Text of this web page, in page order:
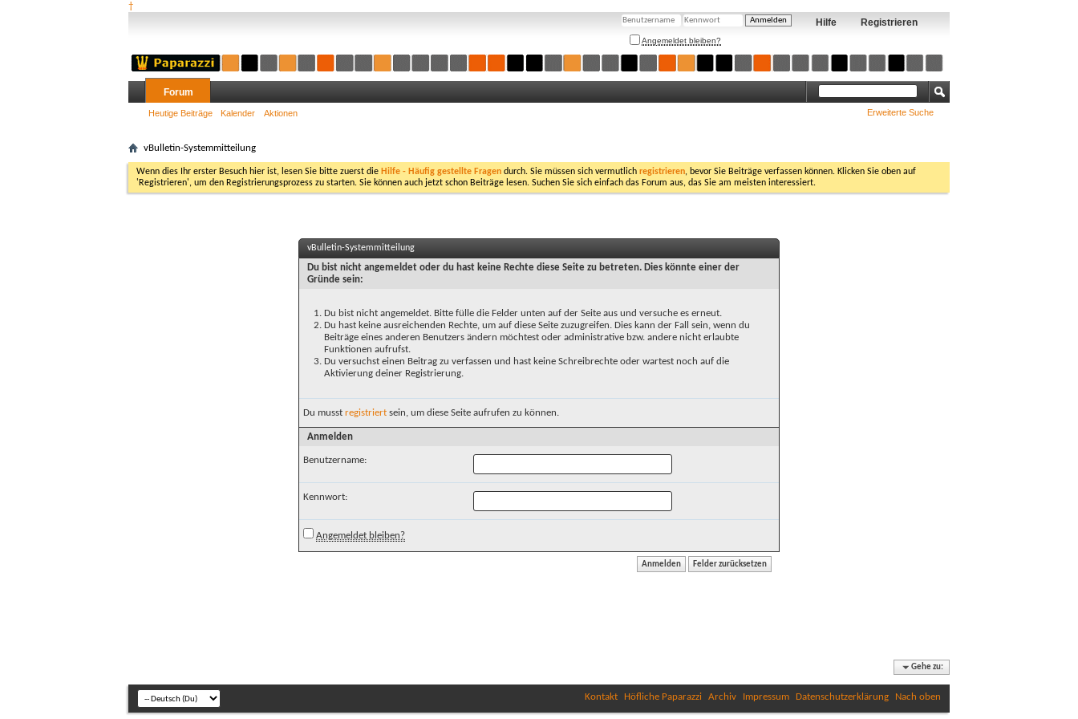
†
Registrieren
Hilfe
Angemeldet bleiben?
Forum
Heutige Beiträge Kalender Aktionen Erweiterte Suche
vBulletin-Systemmitteilung
Wenn dies Ihr erster Besuch hier ist, lesen Sie bitte zuerst die Hilfe - Häufig gestellte Fragen durch. Sie müssen sich vermutlich registrieren, bevor Sie Beiträge verfassen können. Klicken Sie oben auf
'Registrieren', um den Registrierungsprozess zu starten. Sie können auch jetzt schon Beiträge lesen. Suchen Sie sich einfach das Forum aus, das Sie am meisten interessiert.
vBulletin-Systemmitteilung
Du bist nicht angemeldet oder du hast keine Rechte diese Seite zu betreten. Dies könnte einer der
Gründe sein:
Du bist nicht angemeldet. Bitte fülle die Felder unten auf der Seite aus und versuche es erneut.
Du hast keine ausreichenden Rechte, um auf diese Seite zuzugreifen. Dies kann der Fall sein, wenn du
Beiträge eines anderen Benutzers ändern möchtest oder administrative bzw. andere nicht erlaubte
Funktionen aufrufst.
Du versuchst einen Beitrag zu verfassen und hast keine Schreibrechte oder wartest noch auf die
Aktivierung deiner Registrierung.
Du musst registriert sein, um diese Seite aufrufen zu können.
Anmelden
Benutzername:
Kennwort:
Angemeldet bleiben?
Gehe zu:
Kontakt Höfliche Paparazzi Archiv Impressum Datenschutzerklärung Nach oben